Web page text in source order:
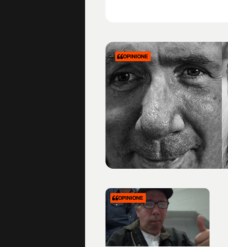
OPINIONE
OPINIONE